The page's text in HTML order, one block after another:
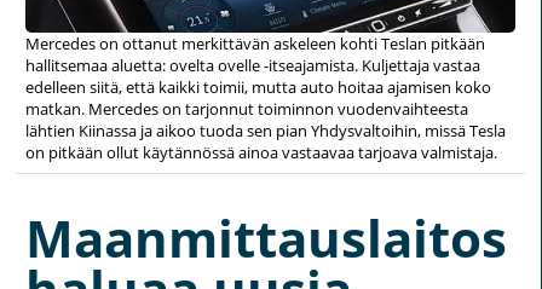
Mercedes on ottanut merkittävän askeleen kohti Teslan pitkään
hallitsemaa aluetta: ovelta ovelle -itseajamista. Kuljettaja vastaa
edelleen siitä, että kaikki toimii, mutta auto hoitaa ajamisen koko
matkan. Mercedes on tarjonnut toiminnon vuodenvaihteesta
lähtien Kiinassa ja aikoo tuoda sen pian Yhdysvaltoihin, missä Tesla
on pitkään ollut käytännössä ainoa vastaavaa tarjoava valmistaja.
Maanmittauslaitos